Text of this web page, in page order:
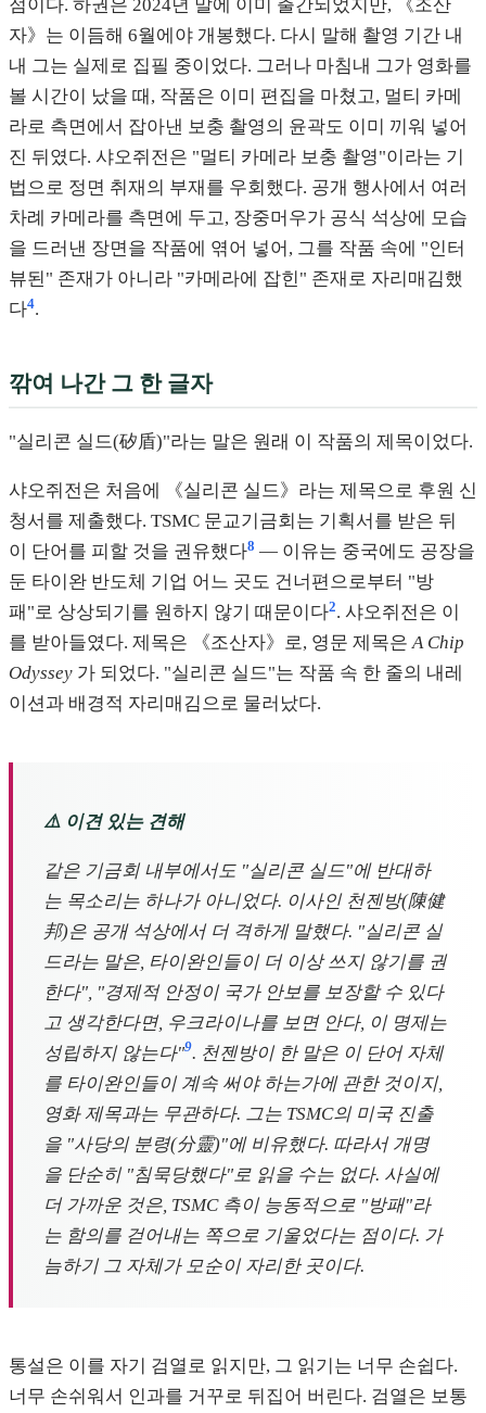
점이다. 하권은 2024년 말에 이미 출간되었지만, 《조산
자》는 이듬해 6월에야 개봉했다. 다시 말해 촬영 기간 내
내 그는 실제로 집필 중이었다. 그러나 마침내 그가 영화를
볼 시간이 났을 때, 작품은 이미 편집을 마쳤고, 멀티 카메
라로 측면에서 잡아낸 보충 촬영의 윤곽도 이미 끼워 넣어
진 뒤였다. 샤오쥐전은 "멀티 카메라 보충 촬영"이라는 기
법으로 정면 취재의 부재를 우회했다. 공개 행사에서 여러
차례 카메라를 측면에 두고, 장중머우가 공식 석상에 모습
을 드러낸 장면을 작품에 엮어 넣어, 그를 작품 속에 "인터
뷰된" 존재가 아니라 "카메라에 잡힌" 존재로 자리매김했
다4.
깎여 나간 그 한 글자
"실리콘 실드(矽盾)"라는 말은 원래 이 작품의 제목이었다.
샤오쥐전은 처음에 《실리콘 실드》라는 제목으로 후원 신
청서를 제출했다. TSMC 문교기금회는 기획서를 받은 뒤
이 단어를 피할 것을 권유했다8 — 이유는 중국에도 공장을
둔 타이완 반도체 기업 어느 곳도 건너편으로부터 "방
패"로 상상되기를 원하지 않기 때문이다2. 샤오쥐전은 이
를 받아들였다. 제목은 《조산자》로, 영문 제목은A Chip
Odyssey 가 되었다. "실리콘 실드"는 작품 속 한 줄의 내레
이션과 배경적 자리매김으로 물러났다.
⚠️ 이견 있는 견해
같은 기금회 내부에서도 "실리콘 실드"에 반대하
는 목소리는 하나가 아니었다. 이사인 천젠방(陳健
邦)은 공개 석상에서 더 격하게 말했다. "실리콘 실
드라는 말은, 타이완인들이 더 이상 쓰지 않기를 권
한다", "경제적 안정이 국가 안보를 보장할 수 있다
고 생각한다면, 우크라이나를 보면 안다, 이 명제는
성립하지 않는다"9. 천젠방이 한 말은 이 단어 자체
를 타이완인들이 계속 써야 하는가에 관한 것이지,
영화 제목과는 무관하다. 그는 TSMC의 미국 진출
을 "사당의 분령(分靈)"에 비유했다. 따라서 개명
을 단순히 "침묵당했다"로 읽을 수는 없다. 사실에
더 가까운 것은, TSMC 측이 능동적으로 "방패"라
는 함의를 걷어내는 쪽으로 기울었다는 점이다. 가
늠하기 그 자체가 모순이 자리한 곳이다.
통설은 이를 자기 검열로 읽지만, 그 읽기는 너무 손쉽다.
너무 손쉬워서 인과를 거꾸로 뒤집어 버린다. 검열은 보통